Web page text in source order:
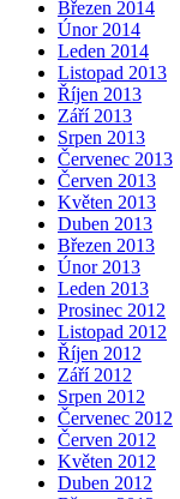
Březen 2014
Únor 2014
Leden 2014
Listopad 2013
Říjen 2013
Září 2013
Srpen 2013
Červenec 2013
Červen 2013
Květen 2013
Duben 2013
Březen 2013
Únor 2013
Leden 2013
Prosinec 2012
Listopad 2012
Říjen 2012
Září 2012
Srpen 2012
Červenec 2012
Červen 2012
Květen 2012
Duben 2012